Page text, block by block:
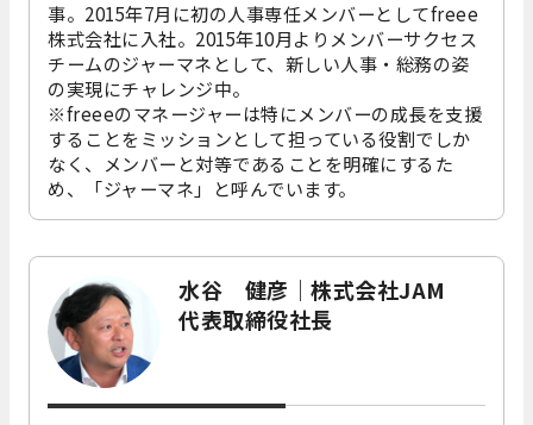
事。2015年7月に初の人事専任メンバーとしてfreee
株式会社に入社。2015年10月よりメンバーサクセス
チームのジャーマネとして、新しい人事・総務の姿
の実現にチャレンジ中。
※freeeのマネージャーは特にメンバーの成長を支援
することをミッションとして担っている役割でしか
なく、メンバーと対等であることを明確にするた
め、「ジャーマネ」と呼んでいます。
水谷 健彦｜株式会社JAM
代表取締役社長